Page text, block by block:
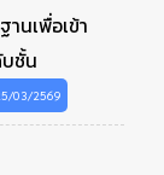
นเพื่อเข้า
ชั้น
03/2569